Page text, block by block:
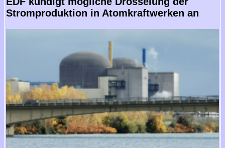
Stromproduktion in Atomkraftwerken an